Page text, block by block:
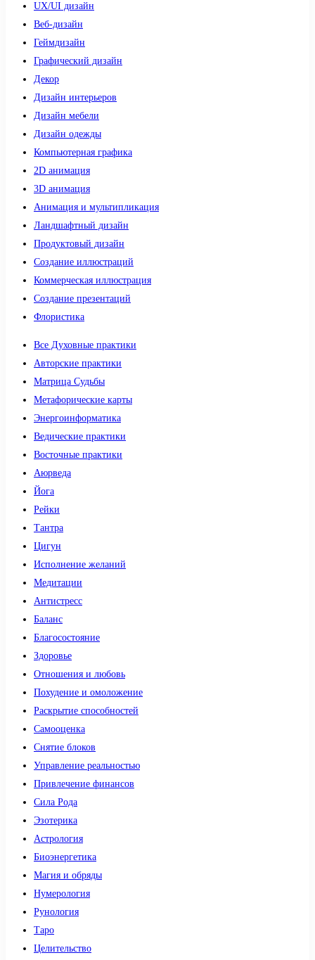
UX/UI дизайн
Веб-дизайн
Геймдизайн
Графический дизайн
Декор
Дизайн интерьеров
Дизайн мебели
Дизайн одежды
Компьютерная графика
2D анимация
3D анимация
Анимация и мультипликация
Ландшафтный дизайн
Продуктовый дизайн
Создание иллюстраций
Коммерческая иллюстрация
Создание презентаций
Флористика
Все Духовные практики
Авторские практики
Матрица Судьбы
Метафорические карты
Энергоинформатика
Ведические практики
Восточные практики
Аюрведа
Йога
Рейки
Тантра
Цигун
Исполнение желаний
Медитации
Антистресс
Баланс
Благосостояние
Здоровье
Отношения и любовь
Похудение и омоложение
Раскрытие способностей
Самооценка
Снятие блоков
Управление реальностью
Привлечение финансов
Сила Рода
Эзотерика
Астрология
Биоэнергетика
Магия и обряды
Нумерология
Рунология
Таро
Целительство